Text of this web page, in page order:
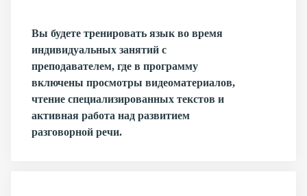
Вы будете тренировать язык во время
индивидуальных занятий с
преподавателем, где в программу
включены просмотры видеоматериалов,
чтение специализированных текстов и
активная работа над развитием
разговорной речи.